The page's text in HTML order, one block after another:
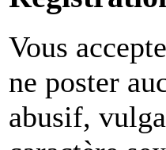
Vous
ne poster
abusif,